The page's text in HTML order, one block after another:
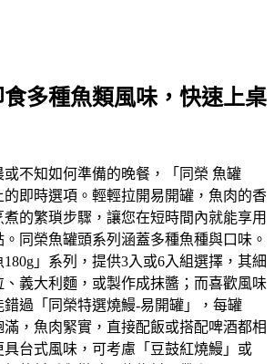
多種魚類風味，快速上桌
不知如何準備的晚餐，「同榮 魚罐
即時選項。輕輕拉開易開罐，魚肉的香
的繁瑣步驟，讓您在短時間內就能享用
同榮魚罐頭系列涵蓋多種魚種與口味。
」系列，提供3入或6入組選擇，其細
義大利麵，或製作成抹醬；而喜歡風味
過「同榮特選燒鰻-易開罐」，每罐
滿，魚肉緊實，直接配飯或搭配啤酒都相
台式風味，可考慮「豆鼓紅燒鰻」或